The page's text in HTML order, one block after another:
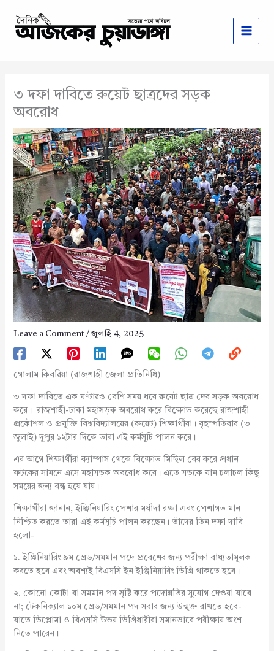
content
৩ দফা দাবিতে রুয়েট ছাত্রদের সড়ক
অবরোধ
Leave a Comment /জুলাই 4, 2025
গোলাম কিবরিয়া (রাজশাহী জেলা প্রতিনিধি)
৩ দফা দাবিতে এক ঘণ্টারও বেশি সময় ধরে রুয়েট ছাত্র দের সড়ক অবরোধ
করে। রাজশাহী-ঢাকা মহাসড়ক অবরোধ করে বিক্ষোভ করেছে রাজশাহী
প্রকৌশল ও প্রযুক্তি বিশ্ববিদ্যালয়ের (রুয়েট) শিক্ষার্থীরা। বৃহস্পতিবার (৩
জুলাই) দুপুর ১২টার দিকে তারা এই কর্মসূচি পালন করে।
এর আগে শিক্ষার্থীরা ক্যাম্পাস থেকে বিক্ষোভ মিছিল বের করে প্রধান
ফটকের সামনে এসে মহাসড়ক অবরোধ করে। এতে সড়কে যান চলাচল কিছু
সময়ের জন্য বন্ধ হয়ে যায়।
শিক্ষার্থীরা জানান, ইঞ্জিনিয়ারিং পেশার মর্যাদা রক্ষা এবং পেশাগত মান
নিশ্চিত করতে তারা এই কর্মসূচি পালন করছেন। তাঁদের তিন দফা দাবি
হলো-
১. ইঞ্জিনিয়ারিং ৯ম গ্রেড/সমমান পদে প্রবেশের জন্য পরীক্ষা বাধ্যতামূলক
করতে হবে এবং অবশ্যই বিএসসি ইন ইঞ্জিনিয়ারিং ডিগ্রি থাকতে হবে।
২. কোনো কোটা বা সমমান পদ সৃষ্টি করে পদোন্নতির সুযোগ দেওয়া যাবে
না; টেকনিক্যাল ১০ম গ্রেড/সমমান পদ সবার জন্য উন্মুক্ত রাখতে হবে-
যাতে ডিপ্লোমা ও বিএসসি উভয় ডিগ্রিধারীরা সমানভাবে পরীক্ষায় অংশ
নিতে পারেন।